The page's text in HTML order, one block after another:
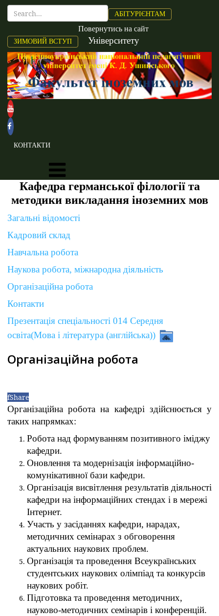
АБІТУРІЄНТАМ
ЗИМОВИЙ ВСТУП
Повернутись на сайт
Університету
КОНТАКТИ
Кафедра германської філології та
методики викладання іноземних мов
Загальні відомості
Кадровий склад
Навчальна робота
Наукова робота, міжнародна діяльність
Організаційна робота
Контакти
Презентація спеціальності 014 Середня
освіта(Мова і література (англійська))
Організаційна робота
fShare
Організаційна робота на кафедрі здійснюється у
таких напрямках:
Робота над формуванням позитивного іміджу
кафедри.
Оновлення та модернізація інформаційно-
комунікативної бази кафедри.
Організація висвітлення результатів діяльності
кафедри на інформаційних стендах і в мережі
Інтернет.
Участь у засіданнях кафедри, нарадах,
методичних семінарах з обговорення
актуальних наукових проблем.
Організація та проведення Всеукраїнських
студентських наукових олімпіад та конкурсів
наукових робіт.
Підготовка та проведення методичних,
науково-методичних семінарів і конференцій.